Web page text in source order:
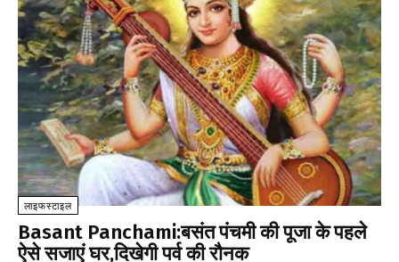
लाइफस्टाइल
Basant Panchami:बसंत पंचमी की पूजा के पहले
ऐसे सजाएं घर,दिखेगी पर्व की रौनक